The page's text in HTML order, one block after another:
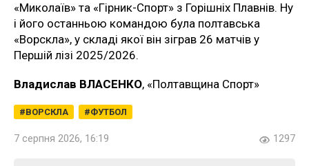
«Миколаїв» та «Гірник-Спорт» з Горішніх Плавнів. Ну
і його останньою командою була полтавська
«Ворскла», у складі якої він зіграв 26 матчів у
Першій лізі 2025/2026.
Владислав ВЛАСЕНКО, «Полтавщина Спорт»
ВОРСКЛА ФУТБОЛ
7 серпня 2026, 16:19 1297